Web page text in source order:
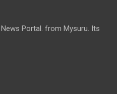
Portal. from Mysuru. Its